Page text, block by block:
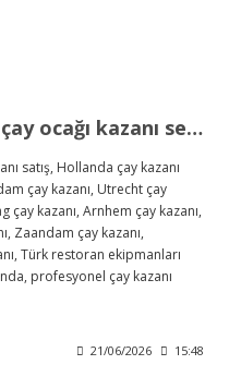
Hollanda Çay Kazanları, çay ocağı kazanı semaver
satış, Hollanda çay kazanı
çay kazanı, Utrecht çay
çay kazanı, Arnhem çay kazanı,
Zaandam çay kazanı,
Türk restoran ekipmanları
profesyonel çay kazanı
21/06/2026 15:48